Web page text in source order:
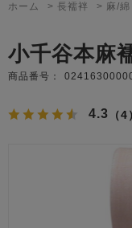
ホーム > 長襦袢 > 麻/綿
小千谷本麻
商品番号：
4.3 （4